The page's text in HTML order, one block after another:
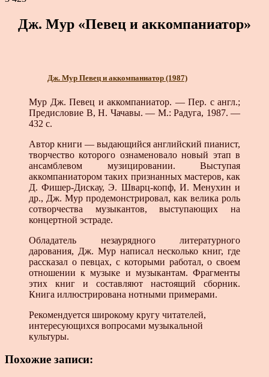
Дж. Мур «Певец и аккомпаниатор»
Дж. Мур Певец и аккомпаниатор (1987)
Мур Дж. Певец и аккомпаниатор. — Пер. с англ.;
Предисловие В, Н. Чачавы. — М.: Радуга, 1987. —
432 с.
Автор книги — выдающийся английский пианист,
творчество которого ознаменовало новый этап в
ансамблевом музицировании. Выступая
аккомпаниатором таких признанных мастеров, как
Д. Фишер-Дискау, Э. Шварц-копф, И. Менухин и
др., Дж. Мур продемонстрировал, как велика роль
сотворчества музыкантов, выступающих на
концертной эстраде.
Обладатель незаурядного литературного
дарования, Дж. Мур написал несколько книг, где
рассказал о певцах, с которыми работал, о своем
отношении к музыке и музыкантам. Фрагменты
этих книг и составляют настоящий сборник.
Книга иллюстрирована нотными примерами.
Рекомендуется широкому кругу читателей,
интересующихся вопросами музыкальной
культуры.
Похожие записи: